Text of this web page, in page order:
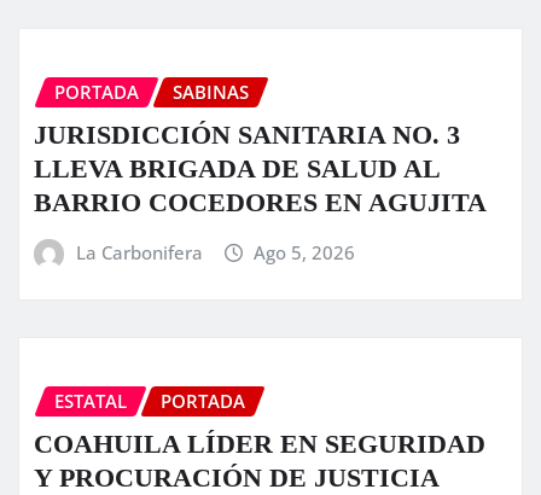
PORTADA SABINAS
JURISDICCIÓN SANITARIA NO. 3
LLEVA BRIGADA DE SALUD AL
BARRIO COCEDORES EN AGUJITA
La Carbonifera Ago 5, 2026
ESTATAL PORTADA
COAHUILA LÍDER EN SEGURIDAD
Y PROCURACIÓN DE JUSTICIA